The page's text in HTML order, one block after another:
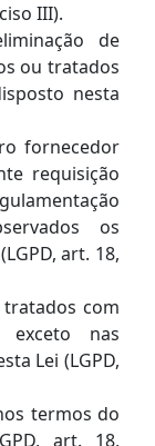
III).
de
ou tratados
nesta
fornecedor
requisição
os
(LGPD, art. 18,
tratados com
exceto nas
Lei (LGPD,
termos do
art. 18,